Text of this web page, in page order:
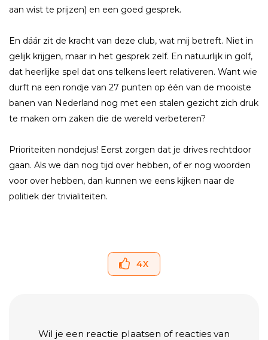
aan wist te prijzen) en een goed gesprek.
En dáár zit de kracht van deze club, wat mij betreft. Niet in
gelijk krijgen, maar in het gesprek zelf. En natuurlijk in golf,
dat heerlijke spel dat ons telkens leert relativeren. Want wie
durft na een rondje van 27 punten op één van de mooiste
banen van Nederland nog met een stalen gezicht zich druk
te maken om zaken die de wereld verbeteren?
Prioriteiten nondejus! Eerst zorgen dat je drives rechtdoor
gaan. Als we dan nog tijd over hebben, of er nog woorden
voor over hebben, dan kunnen we eens kijken naar de
politiek der trivialiteiten.
4X
Wil je een reactie plaatsen of reacties van